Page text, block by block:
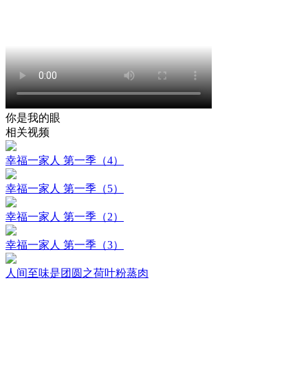
你是我的眼
相关视频
幸福一家人 第一季（4）
幸福一家人 第一季（5）
幸福一家人 第一季（2）
幸福一家人 第一季（3）
人间至味是团圆之荷叶粉蒸肉